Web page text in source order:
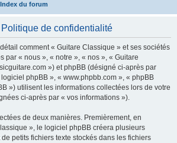
Index du forum
de confidentialité
comment « Guitare Classique » et ses sociétés
par « nous », « notre », « nos », « Guitare
») et phpBB (désigné ci-après par
phpBB », « www.phpbb.com », « phpBB
») utilisent les informations collectées lors de votre
ci-après par « vos informations »).
de deux manières. Premièrement, en
», le logiciel phpBB créera plusieurs
petits fichiers texte stockés dans les fichiers